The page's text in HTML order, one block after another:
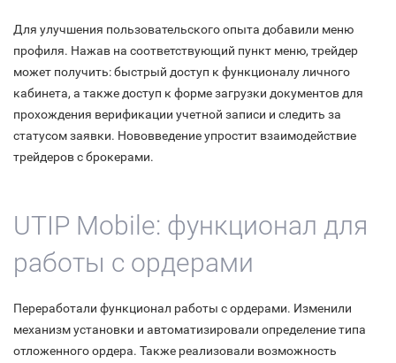
Для улучшения пользовательского опыта добавили меню
профиля. Нажав на соответствующий пункт меню, трейдер
может получить: быстрый доступ к функционалу личного
кабинета, а также доступ к форме загрузки документов для
прохождения верификации учетной записи и следить за
статусом заявки. Нововведение упростит взаимодействие
трейдеров с брокерами.
UTIP Mobile: функционал для
работы с ордерами
Переработали функционал работы с ордерами. Изменили
механизм установки и автоматизировали определение типа
отложенного ордера. Также реализовали возможность